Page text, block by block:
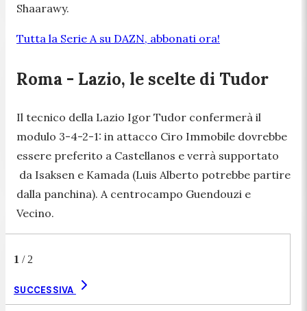
Shaarawy.
Tutta la Serie A su DAZN, abbonati ora!
Roma - Lazio, le scelte di Tudor
Il tecnico della Lazio Igor Tudor confermerà il
modulo 3-4-2-1: in attacco Ciro Immobile dovrebbe
essere preferito a Castellanos e verrà supportato
da Isaksen e Kamada (Luis Alberto potrebbe partire
dalla panchina). A centrocampo Guendouzi e
Vecino.
1 / 2
SUCCESSIVA